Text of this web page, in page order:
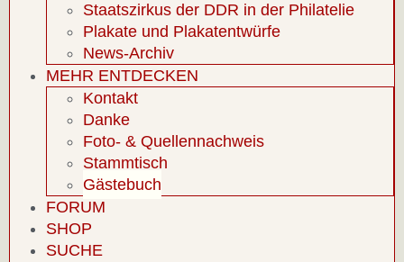
Staatszirkus der DDR in der Philatelie
Plakate und Plakatentwürfe
News-Archiv
MEHR ENTDECKEN
Kontakt
Danke
Foto- & Quellennachweis
Stammtisch
Gästebuch
FORUM
SHOP
SUCHE